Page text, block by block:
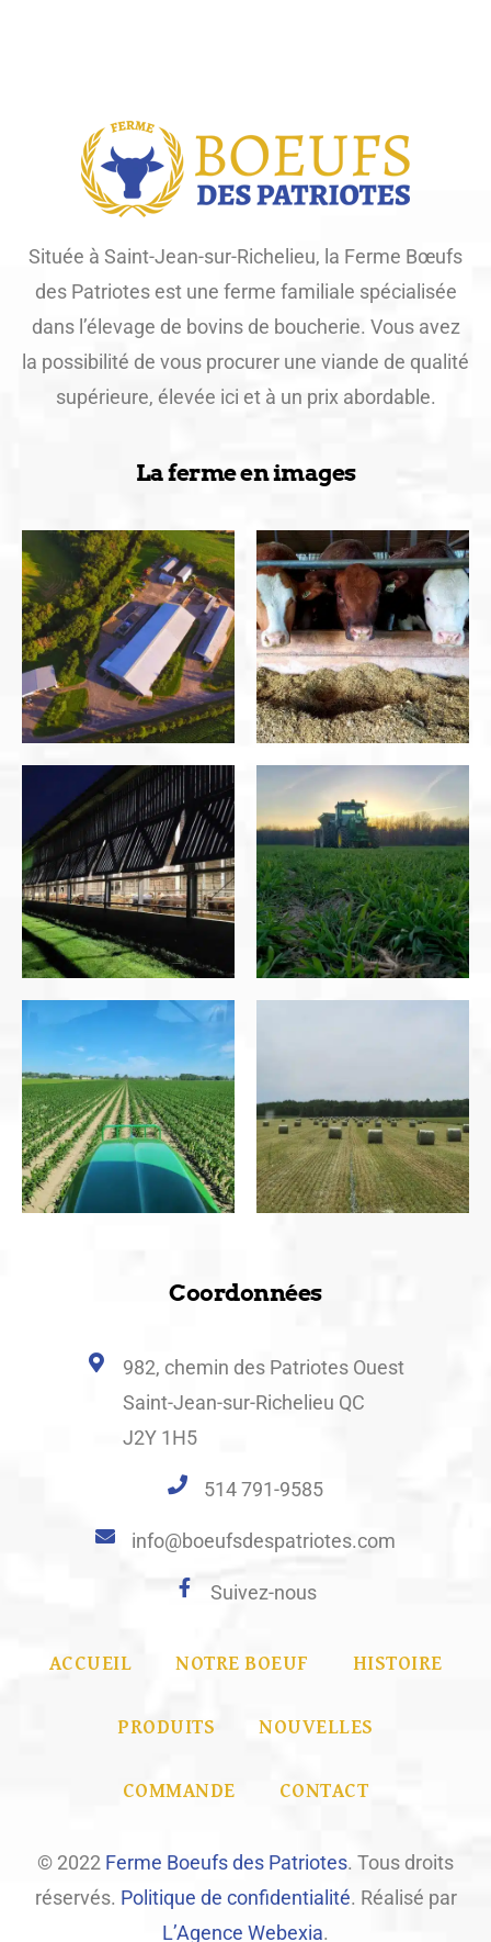
Située à Saint-Jean-sur-Richelieu, la Ferme Bœufs
des Patriotes est une ferme familiale spécialisée
dans l’élevage de bovins de boucherie. Vous avez
la possibilité de vous procurer une viande de qualité
supérieure, élevée ici et à un prix abordable.
La ferme en images
Coordonnées
982, chemin des Patriotes Ouest
Saint-Jean-sur-Richelieu QC
J2Y 1H5
514 791-9585
info@boeufsdespatriotes.com
Suivez-nous
ACCUEIL NOTRE BOEUF HISTOIRE
PRODUITS NOUVELLES
COMMANDE CONTACT
© 2022 Ferme Boeufs des Patriotes. Tous droits
réservés. Politique de confidentialité. Réalisé par
L’Agence Webexia.